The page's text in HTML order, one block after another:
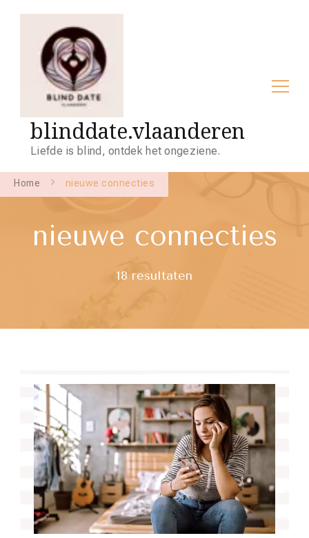
blinddate.vlaanderen
Liefde is blind, ontdek het ongeziene.
Home nieuwe connecties
nieuwe connecties
18 resultaten